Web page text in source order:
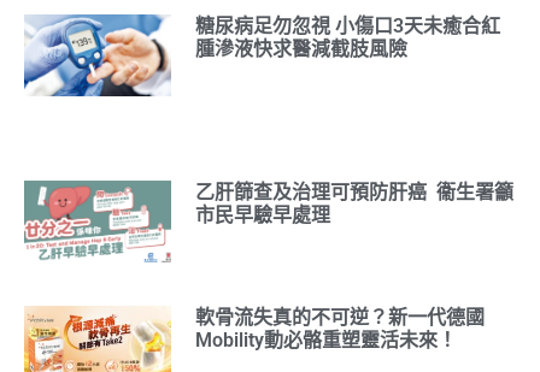
糖尿病足勿忽視 小傷口3天未癒合紅
腫滲液快求醫減截肢風險
乙肝篩查及治理可預防肝癌 衞生署籲
市民早驗早處理
軟骨流失真的不可逆？新一代德國
Mobility動必骼重塑靈活未來！